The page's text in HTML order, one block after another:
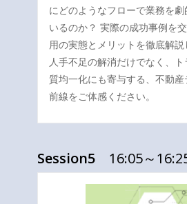
にどのようなフローで業務を
いるのか？ 実際の成功事例を
用の実態とメリットを徹底解
人手不足の解消だけでなく、
質均一化にも寄与する、不動
前線をご体感ください。
Session5 16:05～